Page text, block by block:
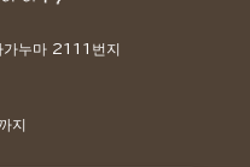
누마 2111번지
지